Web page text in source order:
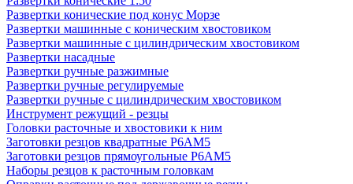
Развертки конические под конус Морзе
Развертки машинные с коническим хвостовиком
Развертки машинные с цилиндрическим хвостовиком
Развертки насадные
Развертки ручные разжимные
Развертки ручные регулируемые
Развертки ручные с цилиндрическим хвостовиком
Инструмент режущий - резцы
Головки расточные и хвостовики к ним
Заготовки резцов квадратные Р6АМ5
Заготовки резцов прямоугольные Р6АМ5
Наборы резцов к расточным головкам